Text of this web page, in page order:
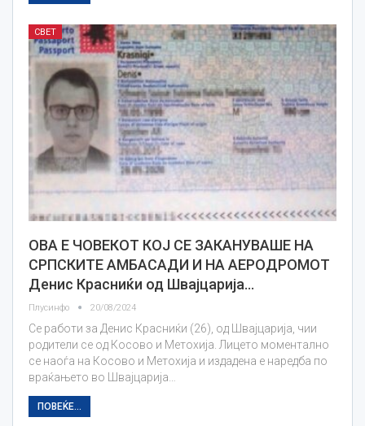
СВЕТ
ОВА Е ЧОВЕКОТ КОЈ СЕ ЗАКАНУВАШЕ НА
СРПСКИТЕ АМБАСАДИ И НА АЕРОДРОМОТ
Денис Красниќи од Швајцарија…
Плусинфо 20/08/2024
Се работи за Денис Красниќи (26), од Швајцарија, чии
родители се од Косово и Метохија. Лицето моментално
се наоѓа на Косово и Метохија и издадена е наредба по
враќањето во Швајцарија…
ПОВЕЌЕ...